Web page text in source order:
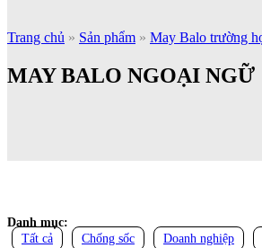
Trang chủ » Sản phẩm » May Balo trường
MAY BALO NGOẠI NGỮ
Danh mục:
Tất cả
Chống sốc Doanh nghiệp